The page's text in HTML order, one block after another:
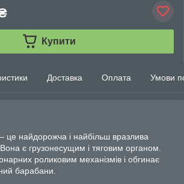
Купити
Доставка Оплата Умови
це найдорожча і найбільш вразлива
є грузонесущим і тяговим органом.
роликовим механізмів і обгинає
барабани.